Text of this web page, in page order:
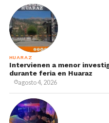
HUARAZ
Intervienen a menor
durante feria en Huaraz
agosto 4, 2026